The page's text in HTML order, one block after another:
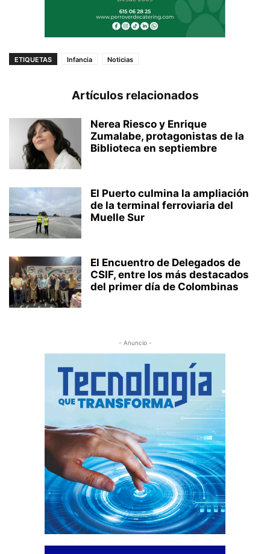
ETIQUETAS Infancia Noticias
Artículos relacionados
Nerea Riesco y Enrique
Zumalabe, protagonistas de la
Biblioteca en septiembre
El Puerto culmina la ampliación
de la terminal ferroviaria del
Muelle Sur
El Encuentro de Delegados de
CSIF, entre los más destacados
del primer día de Colombinas
- Anuncio -